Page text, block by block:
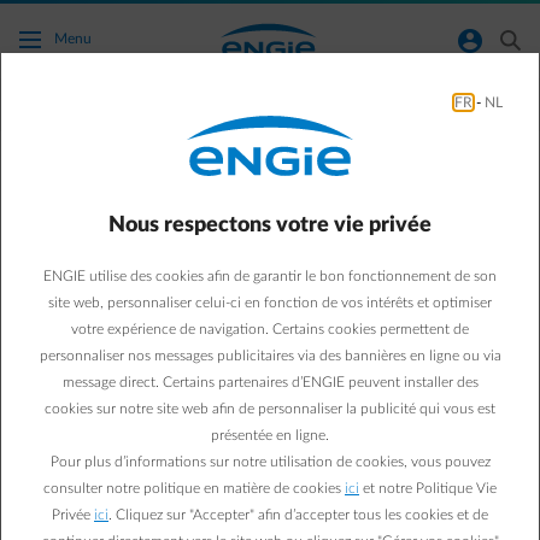
Accéder au contenu principal
Menu normal-account-circle search
Panneaux solaires
6 idées reçues sur les
panneaux solaires : prix,
rentabilité, toit, etc.
01/07/2019 ·
FR - NL
Nous respectons votre vie privée
ENGIE utilise des cookies afin de garantir le bon fonctionnement de son
site web, personnaliser celui-ci en fonction de vos intérêts et optimiser
votre expérience de navigation. Certains cookies permettent de
personnaliser nos messages publicitaires via des bannières en ligne ou via
message direct. Certains partenaires d’ENGIE peuvent installer des
cookies sur notre site web afin de personnaliser la publicité qui vous est
présentée en ligne.
Pour plus d’informations sur notre utilisation de cookies, vous pouvez
consulter notre politique en matière de cookies ici et notre Politique Vie
Privée ici . Cliquez sur "Accepter" afin d’accepter tous les cookies et de